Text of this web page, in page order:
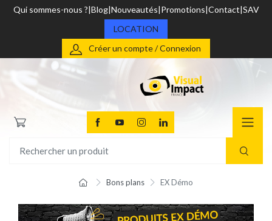
Qui sommes-nous ? Blog Nouveautés Promotions Contact SAV
LOCATION
Créer un compte / Connexion
Bons plans EX Démo